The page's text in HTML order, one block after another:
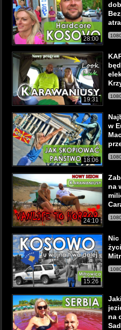
28:00
19:31
18:06
w
24:10
na
15:26
na